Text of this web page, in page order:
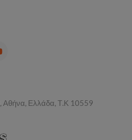
, Αθήνα, Ελλάδα, Τ.Κ 10559